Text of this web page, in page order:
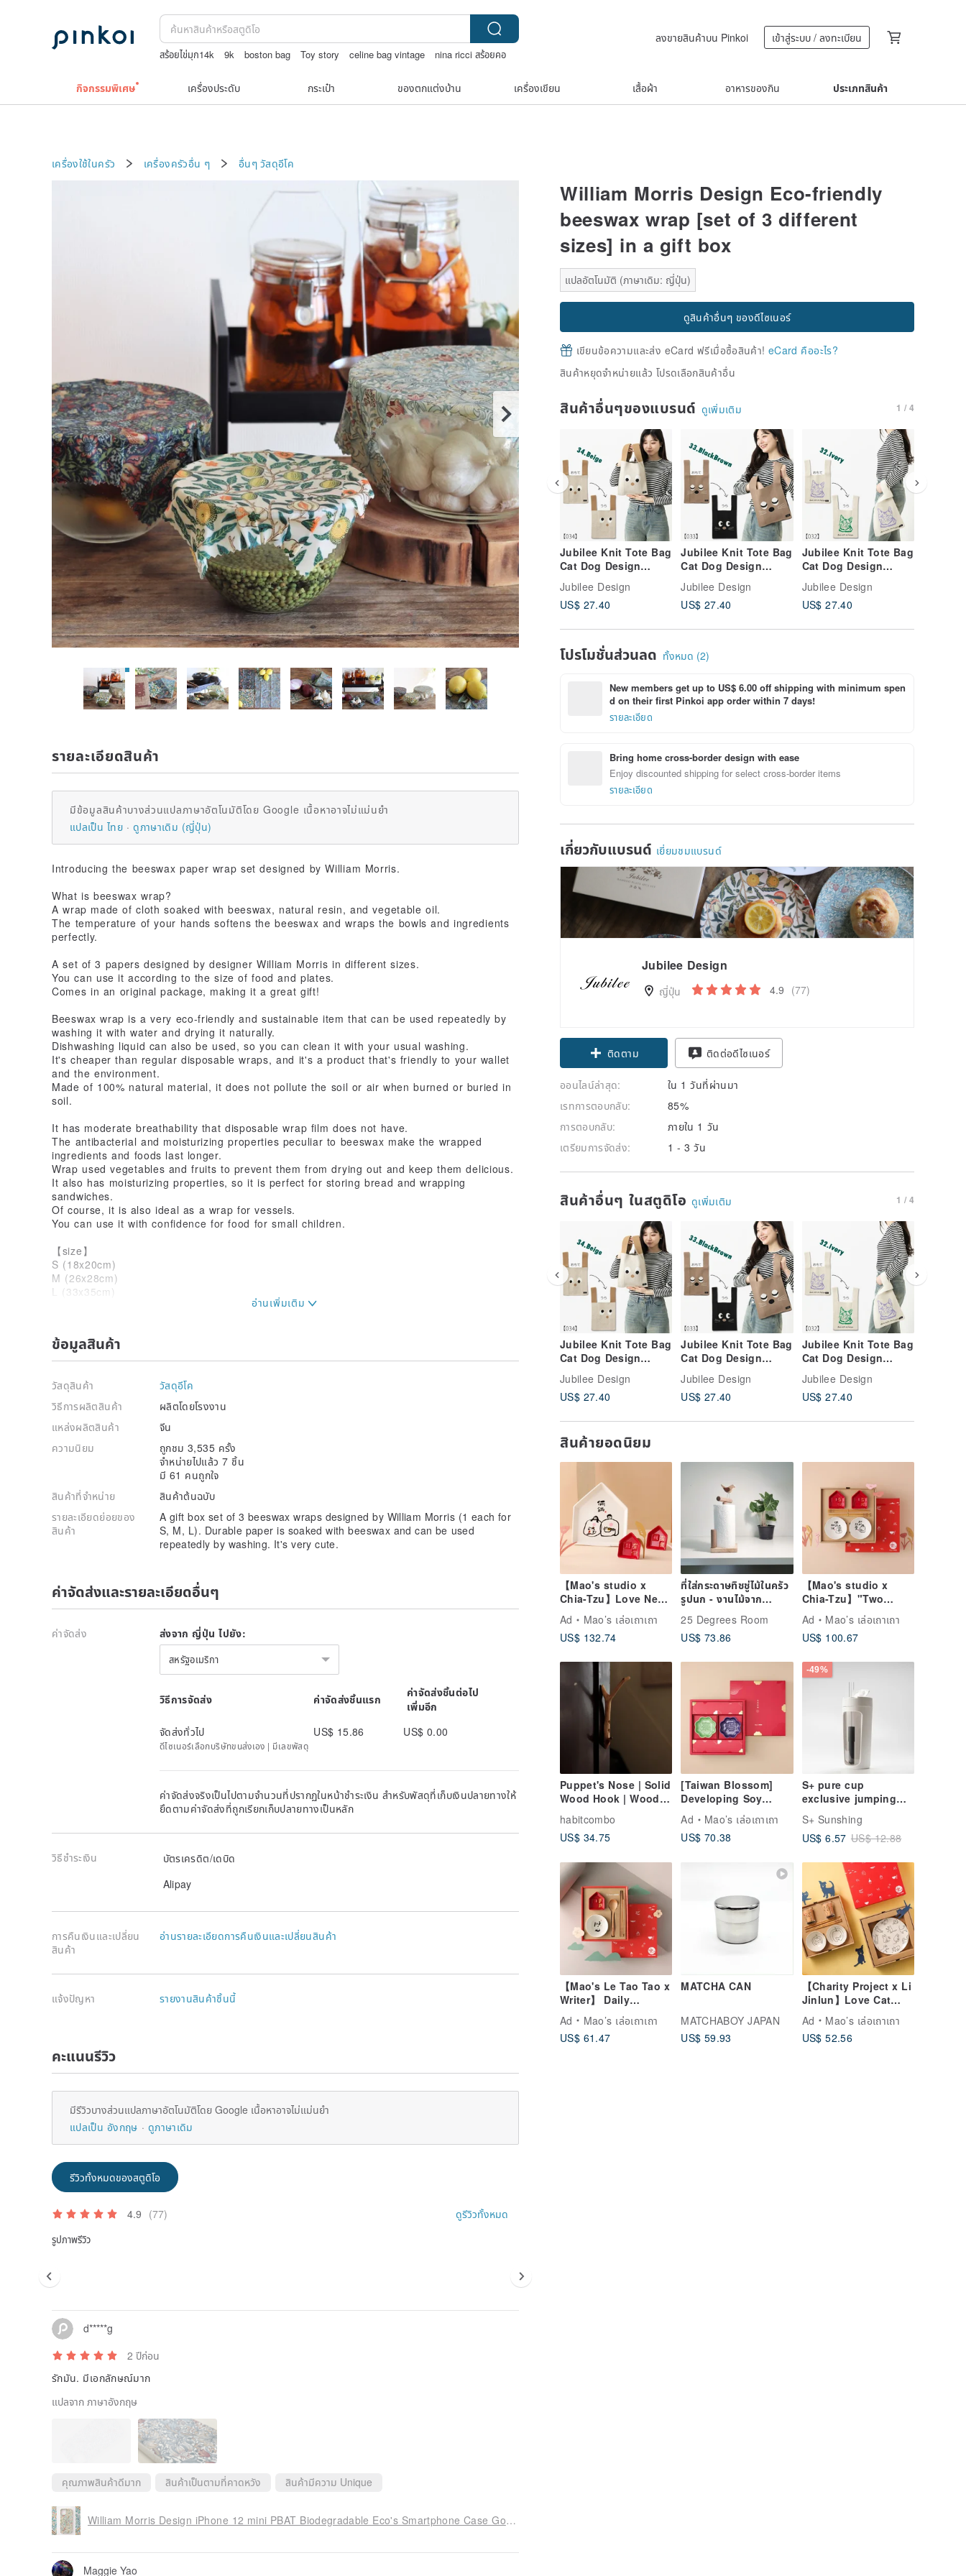
สร้อยไข่มุก14k 9k boston bag Toy story celine bag vintage
nina ricci สร้อยคอ
ลงขายสินค้าบน Pinkoi เข้าสู่ระบบ / ลงทะเบียน
กิจกรรมพิเศษ เครื่องประดับ กระเป๋า ของตกแต่งบ้าน เครื่องเขียน เสื้อผ้า อาหารของกิน ประเภทสินค้า
เครื่องใช้ในครัว เครื่องครัวอื่น ๆ อื่นๆ วัสดุอีโค
William Morris Design Eco-friendly
beeswax wrap [set of 3 different
sizes] in a gift box
แปลอัตโนมัติ (ภาษาเดิม: ญี่ปุ่น)
ดูสินค้าอื่นๆ ของดีไซเนอร์
เขียนข้อความและส่ง eCard ฟรีเมื่อซื้อสินค้า! eCard คืออะไร?
สินค้าหยุดจำหน่ายแล้ว โปรดเลือกสินค้าอื่น
สินค้าอื่นๆของแบรนด์ ดูเพิ่มเติม 1 / 4
Jubilee Knit Tote Bag
Cat Dog Design
Design 34.Beige
Jubilee Design
US$ 27.40
Jubilee Knit Tote Bag
Cat Dog Design
Design
33.BlackBrown
Jubilee Design
US$ 27.40
Jubilee Knit Tote Bag
Cat Dog Design
Design 32.Ivory
Jubilee Design
US$ 27.40
โปรโมชั่นส่วนลด ทั้งหมด (2)
New members get up to US$ 6.00 off shipping with minimum spen
d on their first Pinkoi app order within 7 days!
รายละเอียด
Bring home cross-border design with ease
Enjoy discounted shipping for select cross-border items
รายละเอียด
เกี่ยวกับแบรนด์ เยี่ยมชมแบรนด์
Jubilee Design
ญี่ปุ่น 4.9 (77)
ติดตาม ติดต่อดีไซเนอร์
ออนไลน์ล่าสุด:
ใน 1 วันที่ผ่านมา
เรทการตอบกลับ:
85%
การตอบกลับ:
ภายใน 1 วัน
เตรียมการจัดส่ง:
1 - 3 วัน
สินค้าอื่นๆ ในสตูดิโอ ดูเพิ่มเติม 1 / 4
Jubilee Knit Tote Bag
Cat Dog Design
Market Bag Cat Art
Design 34.Beige
Jubilee Design
US$ 27.40
Jubilee Knit Tote Bag
Cat Dog Design
Market Bag Cat Art
Design
33.BlackBrown
Jubilee Design
US$ 27.40
Jubilee Knit Tote Bag
Cat Dog Design
Market Bag Cat Art
Design 32.Ivory
Jubilee Design
US$ 27.40
สินค้ายอดนิยม
【Mao's studio x
Chia-Tzu】Love Nest
Series: One House
Two Rooms Dining
Plate Set
Ad
Mao’s เล่อเถาเถา
US$ 132.74
ที่ใส่กระดาษทิชชู่ไม้ในครัว
รูปนก - งานไม้จาก
เชียงใหม่
25 Degrees Room
US$ 73.86
【Mao's studio x
Chia-Tzu】"Two
Hearts, One Home"
Double Bowl and Soy
Dish Gift Set
Ad
Mao’s เล่อเถาเถา
US$ 100.67
Puppet's Nose | Solid
Wood Hook | Wooden
Kids | Gift
habitcombo
US$ 34.75
[Taiwan Blossom]
Developing Soy
Sauce Dish Gift Set
Ad
Mao’s เล่อเถาเถา
US$ 70.38
-49%
S+ pure cup
exclusive jumping
straw
S+ Sunshing
US$ 6.57 US$ 12.88
【Mao's Le Tao Tao x
Writer】 Daily
Blessing Exclusive
Gift Box Set
Ad
Mao’s เล่อเถาเถา
US$ 61.47
MATCHA CAN
MATCHABOY JAPAN
US$ 59.93
【Charity Project x Li
Jinlun】Love Cat
Disc Double Layer
Gift Box Set
Ad
Mao’s เล่อเถาเถา
US$ 52.56
รายละเอียดสินค้า
มีข้อมูลสินค้าบางส่วนแปลภาษาอัตโนมัติโดย Google เนื้อหาอาจไม่แม่นยำ
แปลเป็น ไทย
ดูภาษาเดิม (ญี่ปุ่น)
Introducing the beeswax paper wrap set designed by William Morris.
What is beeswax wrap?
A wrap made of cloth soaked with beeswax, natural resin, and vegetable oil.
The temperature of your hands softens the beeswax and wraps the bowls and ingredients
perfectly.
A set of 3 papers designed by designer William Morris in different sizes.
You can use it according to the size of food and plates.
Comes in an original package, making it a great gift!
Beeswax wrap is a very eco-friendly and sustainable item that can be used repeatedly by
washing it with water and drying it naturally.
Dishwashing liquid can also be used, so you can clean it with your usual washing.
It's cheaper than regular disposable wraps, and it's a product that's friendly to your wallet
and the environment.
Made of 100% natural material, it does not pollute the soil or air when burned or buried in
soil.
It has moderate breathability that disposable wrap film does not have.
The antibacterial and moisturizing properties peculiar to beeswax make the wrapped
ingredients and foods last longer.
Wrap used vegetables and fruits to prevent them from drying out and keep them delicious.
It also has moisturizing properties, so it is perfect for storing bread and wrapping
sandwiches.
Of course, it is also ideal as a wrap for vessels.
You can use it with confidence for food for small children.
【size】
S (18x20cm)
M (26x28cm)
L (33x35cm)
-Use the body temperature and pressure of your hands to shape it into your favorite
shape.
Squeeze it with your finger for a few seconds and it will become sticky again.
-Can be washed with water and used repeatedly.
・ It may be sticky at the beginning of use, but it will disappear after using it several times.
・ Wash with dish detergent and cold water, dry and then fold.
Please keep it in a cool place.
・ Do not soak in detergent for a long time.
・ It is recommended to wash with a sponge without rubbing too much.
・ Do not use on wet items, raw meat, or raw fish.
・ Beeswax may melt when exposed to boiling water or high temperature environment.
・ High temperature items, microwave ovens, and ovens cannot be used.
・ Do not use if you are allergic to honey.
・ Please refrain from using anything that gets into the mouth of babies under 1 year old.
-Very strong flammability. (Overseas, used beeswax wrap is also used as an ignition
ข้อมูลสินค้า
วัสดุสินค้า
วัสดุอีโค
วิธีการผลิตสินค้า
ผลิตโดยโรงงาน
แหล่งผลิตสินค้า
จีน
ความนิยม
ถูกชม 3,535 ครั้ง
จำหน่ายไปแล้ว 7 ชิ้น
มี 61 คนถูกใจ
สินค้าที่จำหน่าย
สินค้าต้นฉบับ
รายละเอียดย่อยของ
สินค้า
A gift box set of 3 beeswax wraps designed by William Morris (1 each for
S, M, L). Durable paper is soaked with beeswax and can be used
repeatedly by washing. It's very cute.
ค่าจัดส่งและรายละเอียดอื่นๆ
ค่าจัดส่ง ส่งจาก ญี่ปุ่น ไปยัง:
สหรัฐอเมริกา
วิธีการจัดส่ง ค่าจัดส่งชิ้นแรก
ค่าจัดส่งชิ้นต่อไป
เพิ่มอีก
จัดส่งทั่วไป
US$ 15.86 US$ 0.00
ดีไซเนอร์เลือกบริษัทขนส่งเอง | มีเลขพัสดุ
ค่าจัดส่งจริงเป็นไปตามจำนวนที่ปรากฏในหน้าชำระเงิน สำหรับพัสดุที่เก็บเงินปลายทางให้
ยึดตามค่าจัดส่งที่ถูกเรียกเก็บปลายทางเป็นหลัก
วิธีชำระเงิน
บัตรเครดิต/เดบิด
Alipay
การคืนเงินและเปลี่ยน
สินค้า
อ่านรายละเอียดการคืนเงินและเปลี่ยนสินค้า
แจ้งปัญหา รายงานสินค้าชิ้นนี้
คะแนนรีวิว
มีรีวิวบางส่วนแปลภาษาอัตโนมัติโดย Google เนื้อหาอาจไม่แม่นยำ
แปลเป็น อังกฤษ
ดูภาษาเดิม
รีวิวทั้งหมดของสตูดิโอ
4.9 (77) ดูรีวิวทั้งหมด
รูปภาพรีวิว
d*****g
2 ปีก่อน
รักมัน. มีเอกลักษณ์มาก
แปลจาก ภาษาอังกฤษ
คุณภาพสินค้าดีมาก สินค้าเป็นตามที่คาดหวัง สินค้ามีความ Unique
William Morris Design iPhone 12 mini PBAT Biodegradable Eco's Smartphone Case Golden Lily B
Maggie Yao